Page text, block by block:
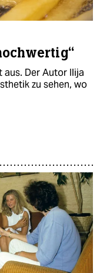
aus. Der Autor Ilija
zu sehen, wo